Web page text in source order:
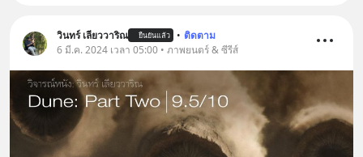
วินทร์ เลียววาริณ ยืนยันแล้ว • ติดตาม
6 มี.ค. 2024 เวลา 05:00 • ภาพยนตร์ & ซีรีส์